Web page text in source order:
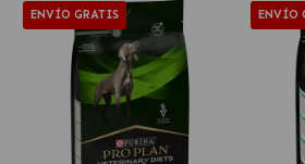
ENVÍO GRATIS ENVÍO